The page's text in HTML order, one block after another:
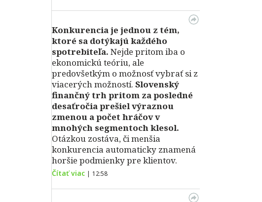
Konkurencia je jednou z tém,
ktoré sa dotýkajú každého
spotrebiteľa. Nejde pritom iba o
ekonomickú teóriu, ale
predovšetkým o možnosť vybrať si z
viacerých možností. Slovenský
finančný trh pritom za posledné
desaťročia prešiel výraznou
zmenou a počet hráčov v
mnohých segmentoch klesol.
Otázkou zostáva, či menšia
konkurencia automaticky znamená
horšie podmienky pre klientov.
Čítať viac | 12:58